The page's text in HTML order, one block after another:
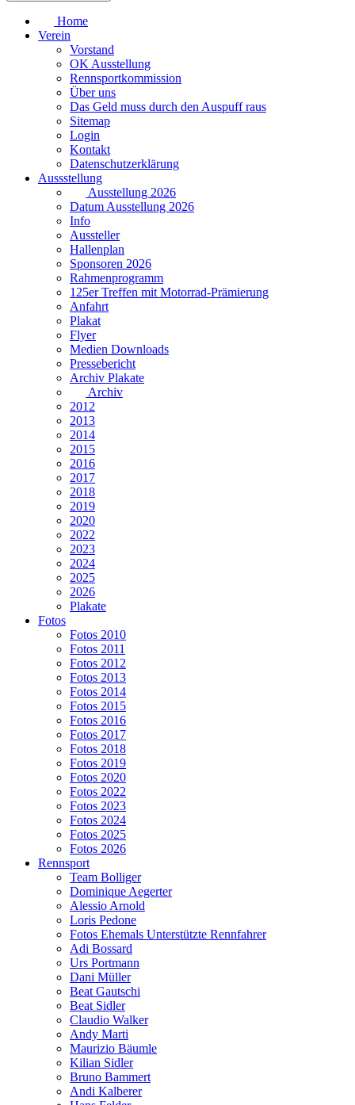
Home
Verein
Vorstand
OK Ausstellung
Rennsportkommission
Über uns
Das Geld muss durch den Auspuff raus
Sitemap
Login
Kontakt
Datenschutzerklärung
Aussstellung
Ausstellung 2026
Datum Ausstellung 2026
Info
Aussteller
Hallenplan
Sponsoren 2026
Rahmenprogramm
125er Treffen mit Motorrad-Prämierung
Anfahrt
Plakat
Flyer
Medien Downloads
Pressebericht
Archiv Plakate
Archiv
2012
2013
2014
2015
2016
2017
2018
2019
2020
2022
2023
2024
2025
2026
Plakate
Fotos
Fotos 2010
Fotos 2011
Fotos 2012
Fotos 2013
Fotos 2014
Fotos 2015
Fotos 2016
Fotos 2017
Fotos 2018
Fotos 2019
Fotos 2020
Fotos 2022
Fotos 2023
Fotos 2024
Fotos 2025
Fotos 2026
Rennsport
Team Bolliger
Dominique Aegerter
Alessio Arnold
Loris Pedone
Fotos Ehemals Unterstützte Rennfahrer
Adi Bossard
Urs Portmann
Dani Müller
Beat Gautschi
Beat Sidler
Claudio Walker
Andy Marti
Maurizio Bäumle
Kilian Sidler
Bruno Bammert
Andi Kalberer